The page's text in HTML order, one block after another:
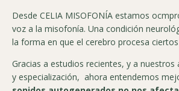
Desde CELIA MISOFONÍA estamos
voz a la misofonía. Una condición
la forma en que el cerebro procesa
Gracias a estudios recientes, y a nuestros
y especialización, ahora entendemos